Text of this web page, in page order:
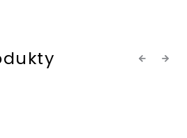
Previous
Next